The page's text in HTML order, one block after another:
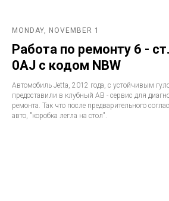
MONDAY, NOVEMBER 1
Работа по ремонту 6 -
0AJ с кодом NBW
Автомобиль Jetta, 2012 года, с устойчивым
предоставили в клубный АВ - сервис для
ремонта. Так что после предварительного
авто, "коробка легла на стол".